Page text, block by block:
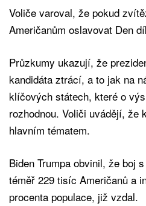
Voliče varoval, že pokud
Američanům oslavovat Den
Průzkumy ukazují, že
kandidáta ztrácí, a to jak na
klíčových státech, které o
rozhodnou. Voliči uvádějí, že
hlavním tématem.
Biden Trumpa obvinil, že boj
téměř 229 tisíc Američanů a
procenta populace, již vzdal.